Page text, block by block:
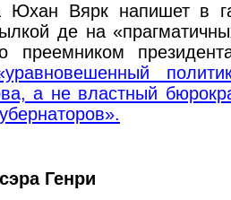
Юхан Вярк напишет в
де на
преемником
а не властный
Генри